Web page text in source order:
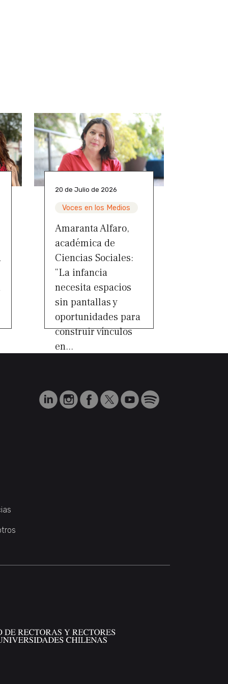
20 de Julio de 2026
Voces en los Medios
Amaranta Alfaro,
académica de
Ciencias Sociales:
“La infancia
necesita espacios
sin pantallas y
oportunidades para
construir vínculos
en...